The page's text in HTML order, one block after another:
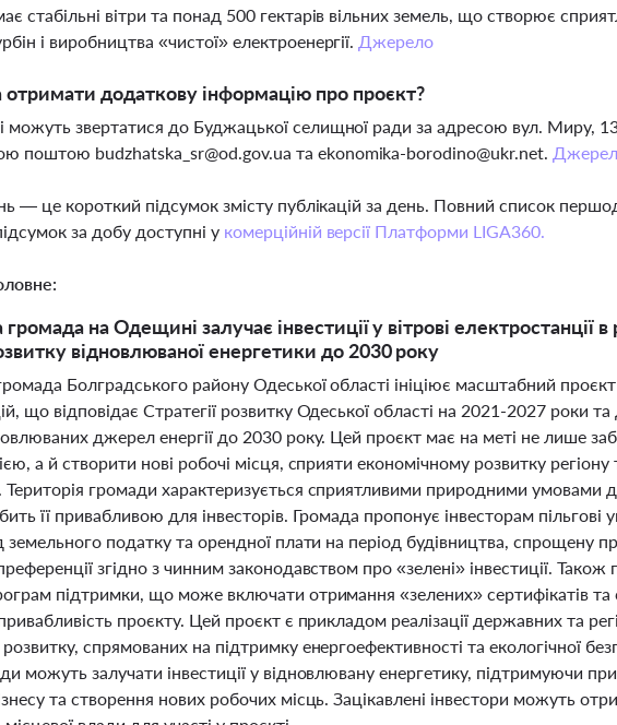
стабільні вітри та понад 500 гектарів вільних земель, що створює
і виробництва «чистої» електроенергії. Джерело
додаткову інформацію про проєкт?
можуть звертатися до Буджацької селищної ради за адресою вул. Миру,
поштою budzhatska_sr@od.gov.ua та ekonomika-borodino@ukr.net.
— це короткий підсумок змісту публікацій за день. Повний список
за добу доступні у комерційній версії Платформи LIGA360.
громада на Одещині залучає інвестиції у вітрові електростанції
відновлюваної енергетики до 2030 року
Болградського району Одеської області ініціює масштабний
що відповідає Стратегії розвитку Одеської області на 2021-2027 роки
джерел енергії до 2030 року. Цей проєкт має на меті не лише
а й створити нові робочі місця, сприяти економічному розвитку
Територія громади характеризується сприятливими природними умовами
її привабливою для інвесторів. Громада пропонує інвесторам пільгові
земельного податку та орендної плати на період будівництва, спрощену
згідно з чинним законодавством про «зелені» інвестиції.
підтримки, що може включати отримання «зелених» сертифікатів
проєкту. Цей проєкт є прикладом реалізації державних та
спрямованих на підтримку енергоефективності та екологічної
можуть залучати інвестиції у відновлювану енергетику, підтримуючи
та створення нових робочих місць. Зацікавлені інвестори можуть